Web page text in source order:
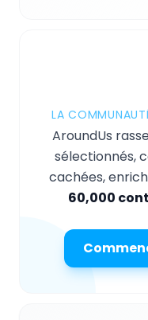
LA
AroundUs
sélectionnés,
cachées,
60,000